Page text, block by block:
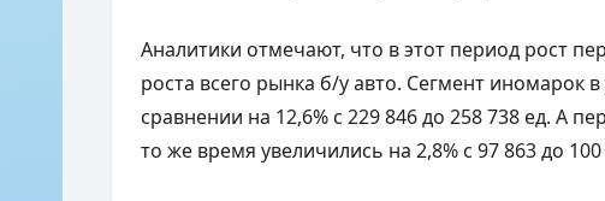
Аналитики отмечают, что в этот период рост
роста всего рынка б/у авто. Сегмент иномарок
сравнении на 12,6% с 229 846 до 258 738 ед. А
то же время увеличились на 2,8% с 97 863 до